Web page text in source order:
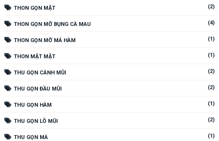
THON GỌN MẶT (2)
THON GỌN MỠ BỤNG CÀ MAU (4)
THON GỌN MỠ MÁ HÀM (1)
THON MẶT MẶT (1)
THU GỌN CÁNH MŨI (2)
THU GỌN ĐẦU MŨI (2)
THU GỌN HÀM (1)
THU GỌN LỖ MŨI (2)
THU GỌN MÁ (1)